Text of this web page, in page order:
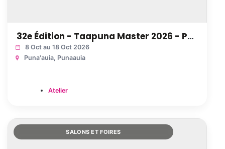
32e Édition - Taapuna Master 2026 - Punaauia
8 Oct au 18 Oct 2026
Puna'auia, Punaauia
Atelier
SALONS ET FOIRES